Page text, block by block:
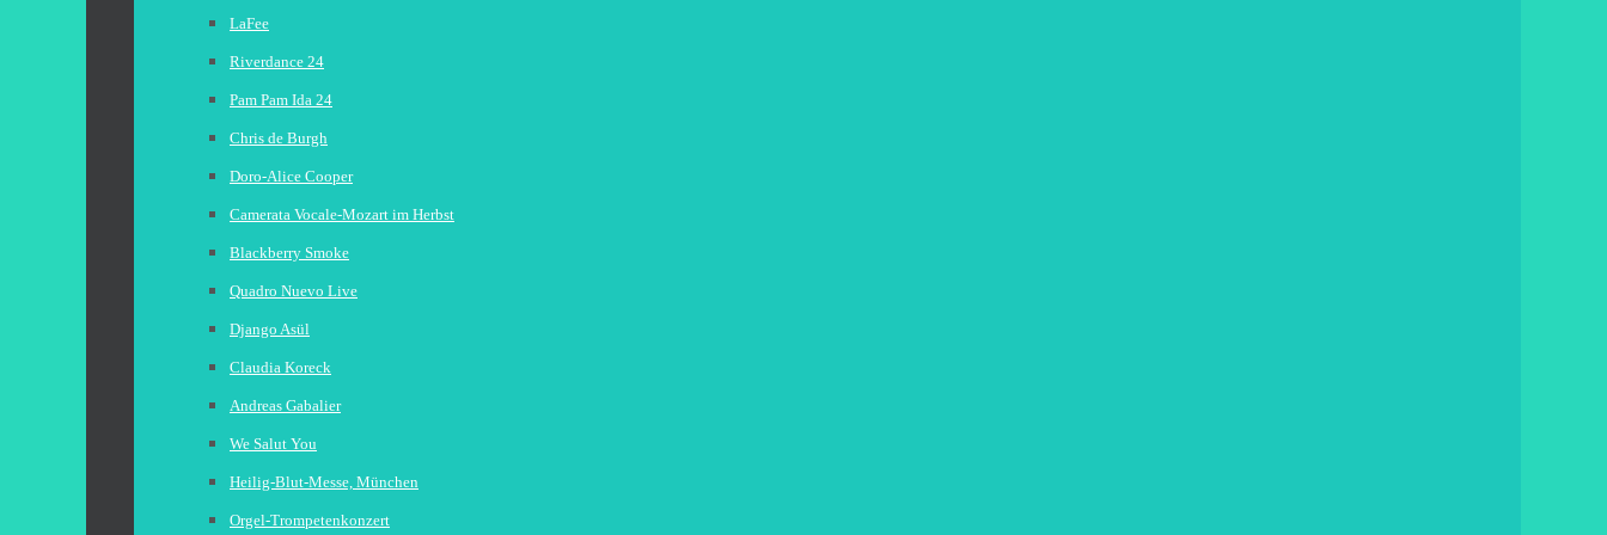
LaFee
Riverdance 24
Pam Pam Ida 24
Chris de Burgh
Doro-Alice Cooper
Camerata Vocale-Mozart im Herbst
Blackberry Smoke
Quadro Nuevo Live
Django Asül
Claudia Koreck
Andreas Gabalier
We Salut You
Heilig-Blut-Messe, München
Orgel-Trompetenkonzert